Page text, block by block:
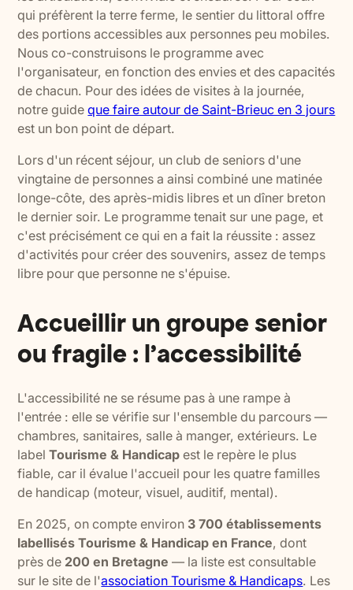
qui préfèrent la terre ferme, le sentier du littoral offre
des portions accessibles aux personnes peu mobiles.
Nous co-construisons le programme avec
l'organisateur, en fonction des envies et des capacités
de chacun. Pour des idées de visites à la journée,
notre guideque faire autour de Saint-Brieuc en 3 jours
est un bon point de départ.
Lors d'un récent séjour, un club de seniors d'une
vingtaine de personnes a ainsi combiné une matinée
longe-côte, des après-midis libres et un dîner breton
le dernier soir. Le programme tenait sur une page, et
c'est précisément ce qui en a fait la réussite : assez
d'activités pour créer des souvenirs, assez de temps
libre pour que personne ne s'épuise.
Accueillir un groupe senior
ou fragile : l'accessibilité
L'accessibilité ne se résume pas à une rampe à
l'entrée : elle se vérifie sur l'ensemble du parcours —
chambres, sanitaires, salle à manger, extérieurs. Le
labelTourisme & Handicap est le repère le plus
fiable, car il évalue l'accueil pour les quatre familles
de handicap (moteur, visuel, auditif, mental).
En 2025, on compte environ 3 700 établissements
labellisés Tourisme & Handicap en France, dont
près de 200 en Bretagne — la liste est consultable
sur le site de l'association Tourisme & Handicaps. Les